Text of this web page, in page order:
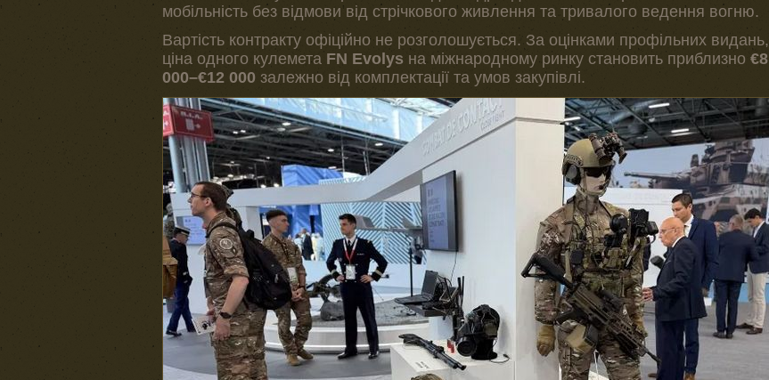
мобільність без відмови від стрічкового живлення та тривалого ведення вогню.
Вартість контракту офіційно не розголошується. За оцінками профільних видань,
ціна одного кулемета FN Evolys на міжнародному ринку становить приблизно €8
000–€12 000 залежно від комплектації та умов закупівлі.